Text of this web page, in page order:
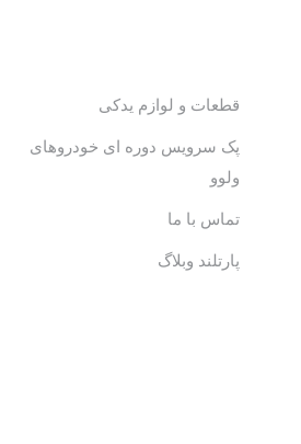
قطعات و لوازم یدکی
پک سرویس دوره ای خودروهای
ولوو
تماس با ما
پارتلند وبلاگ